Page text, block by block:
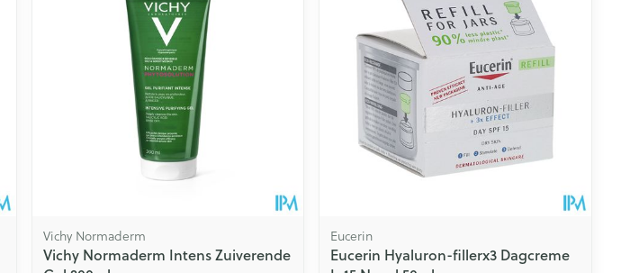
Vichy Normaderm
Vichy Normaderm Intens Zuiverende
Eucerin
Eucerin Hyaluron-fillerx3 Dagcreme